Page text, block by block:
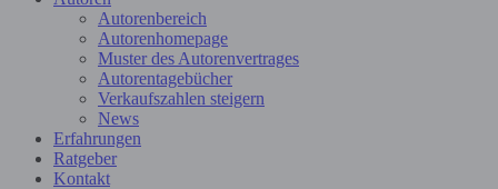
Autorenbereich
Autorenhomepage
Muster des Autorenvertrages
Autorentagebücher
Verkaufszahlen steigern
News
Erfahrungen
Ratgeber
Kontakt